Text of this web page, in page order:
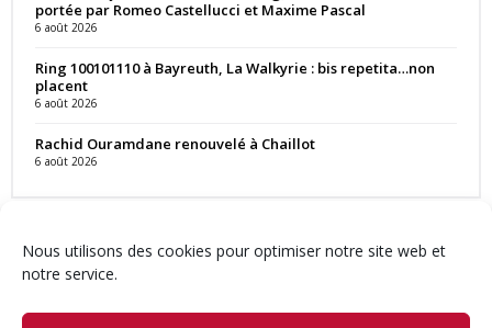
Nous utilisons des cookies pour optimiser notre site web et
notre service.
portée par Romeo Castellucci et Maxime Pascal
6 août 2026
Ring 100101110 à Bayreuth, La Walkyrie : bis repetita…non
placent
6 août 2026
Rachid Ouramdane renouvelé à Chaillot
6 août 2026